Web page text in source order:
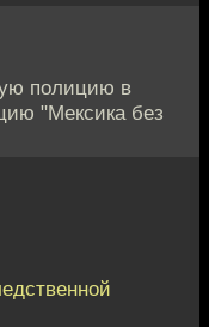
полицию в
"Мексика без